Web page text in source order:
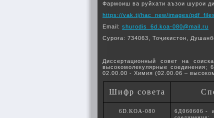
Фармоиш ва руйхати аъзои шурои
https://vak.tj/hac_new/images/
Email: shurodis_6d.koa-080@mail.ru
Суроға: 734063, Тоҷикистон,
Диссертационный совет на
высокомолекулярные соединения;
02.00.00 - Химия (02.00.06 –
Шифр совета
6D.KOA-080
6Д060606 -